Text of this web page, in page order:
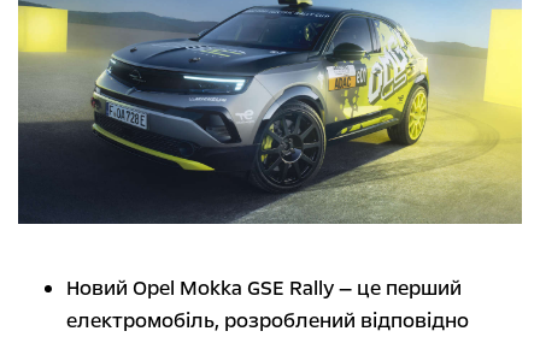
Новий Opel Mokka GSE Rally — це перший
електромобіль, розроблений відповідно